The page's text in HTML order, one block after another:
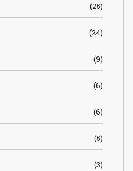
(25)
(24)
(9)
(6)
(6)
(5)
(3)